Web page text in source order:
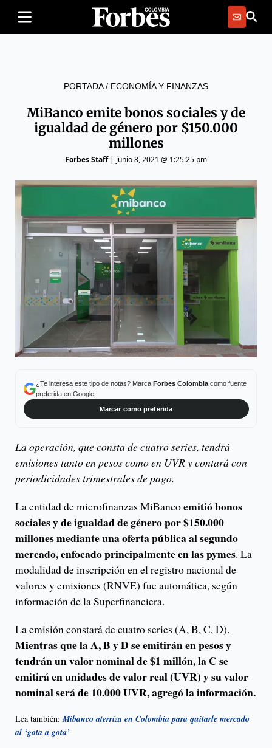
PORTADA/ ECONOMÍA Y FINANZAS
MiBanco emite bonos sociales y de
igualdad de género por $150.000
millones
Forbes Staff| junio 8, 2021 @ 1:25:25 pm
¿Te interesa este tipo de notas? Marca Forbes Colombiacomo fuente
preferida en Google.
Marcar como preferida
La operación, que consta de cuatro series, tendrá
emisiones tanto en pesos como en UVR y contará con
periodicidades trimestrales de pago.
La entidad de microfinanzas MiBancoemitió bonos
sociales y de igualdad de género por $150.000
millones mediante una oferta pública al segundo
mercado, enfocado principalmente en las pymes. La
modalidad de inscripción en el registro nacional de
valores y emisiones (RNVE) fue automática, según
información de la Superfinanciera.
La emisión constará de cuatro series (A, B, C, D).
Mientras que la A, B y D se emitirán en pesos y
tendrán un valor nominal de $1 millón, la C se
emitirá en unidades de valor real (UVR) y su valor
nominal será de 10.000 UVR, agregó la información.
Lea también: Mibanco aterriza en Colombia para quitarle mercado
al ‘gota a gota’